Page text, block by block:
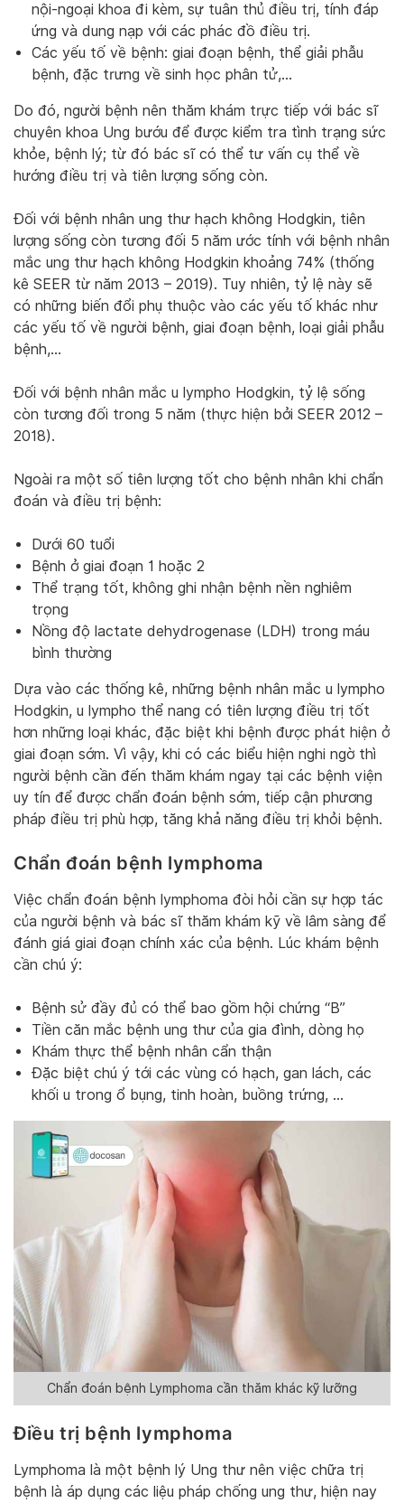
nội-ngoại khoa đi kèm, sự tuân thủ điều trị, tính đáp
ứng và dung nạp với các phác đồ điều trị.
Các yếu tố về bệnh: giai đoạn bệnh, thể giải phẫu
bệnh, đặc trưng về sinh học phân tử,…
Do đó, người bệnh nên thăm khám trực tiếp với bác sĩ
chuyên khoa Ung bướu để được kiểm tra tình trạng sức
khỏe, bệnh lý; từ đó bác sĩ có thể tư vấn cụ thể về
hướng điều trị và tiên lượng sống còn.
Đối với bệnh nhân ung thư hạch không Hodgkin, tiên
lượng sống còn tương đối 5 năm ước tính với bệnh nhân
mắc ung thư hạch không Hodgkin khoảng 74% (thống
kê SEER từ năm 2013 – 2019). Tuy nhiên, tỷ lệ này sẽ
có những biến đổi phụ thuộc vào các yếu tố khác như
các yếu tố về người bệnh, giai đoạn bệnh, loại giải phẫu
bệnh,…
Đối với bệnh nhân mắc u lympho Hodgkin, tỷ lệ sống
còn tương đối trong 5 năm (thực hiện bởi SEER 2012 –
2018).
Ngoài ra một số tiên lượng tốt cho bệnh nhân khi chẩn
đoán và điều trị bệnh:
Dưới 60 tuổi
Bệnh ở giai đoạn 1 hoặc 2
Thể trạng tốt, không ghi nhận bệnh nền nghiêm
trọng
Nồng độ lactate dehydrogenase (LDH) trong máu
bình thường
Dựa vào các thống kê, những bệnh nhân mắc u lympho
Hodgkin, u lympho thể nang có tiên lượng điều trị tốt
hơn những loại khác, đặc biệt khi bệnh được phát hiện ở
giai đoạn sớm. Vì vậy, khi có các biểu hiện nghi ngờ thì
người bệnh cần đến thăm khám ngay tại các bệnh viện
uy tín để được chẩn đoán bệnh sớm, tiếp cận phương
pháp điều trị phù hợp, tăng khả năng điều trị khỏi bệnh.
Chẩn đoán bệnh lymphoma
Việc chẩn đoán bệnh lymphoma đòi hỏi cần sự hợp tác
của người bệnh và bác sĩ thăm khám kỹ về lâm sàng để
đánh giá giai đoạn chính xác của bệnh. Lúc khám bệnh
cần chú ý:
Bệnh sử đầy đủ có thể bao gồm hội chứng “B”
Tiền căn mắc bệnh ung thư của gia đình, dòng họ
Khám thực thể bệnh nhân cẩn thận
Đặc biệt chú ý tới các vùng có hạch, gan lách, các
khối u trong ổ bụng, tinh hoàn, buồng trứng, …
Chẩn đoán bệnh Lymphoma cần thăm khác kỹ lưỡng
Điều trị bệnh lymphoma
Lymphoma là một bệnh lý Ung thư nên việc chữa trị
bệnh là áp dụng các liệu pháp chống ung thư, hiện nay